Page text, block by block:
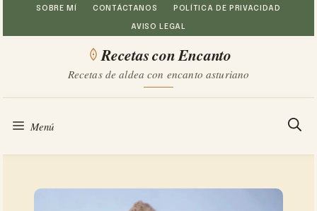
Saltar
al
SOBRE MÍ CONTÁCTANOS POLÍTICA DE PRIVACIDAD
AVISO LEGAL
Recetas con Encanto
Recetas de aldea con encanto asturiano
Menú